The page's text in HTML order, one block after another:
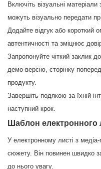
Включіть візуальні
можуть візуально передати
Додайте відгук або короткий
автентичності та зміцнює
Запропонуйте чіткий заклик
демо-версію, сторінку
продукту.
Завершіть подякою за їхній
наступний крок.
Шаблон електронного
У електронному листі з
сюжету. Він повинен швидко
до нього увагу.